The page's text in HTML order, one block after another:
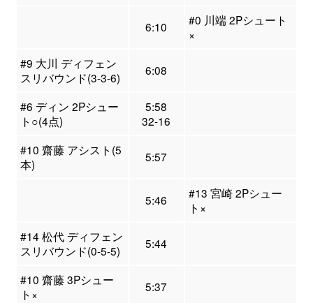
6:10
#0 川端 2Pシュート
×
#9 大川 ディフェン
スリバウンド(3-3-6)
6:08
#6 ディン 2Pシュー
ト○(4点)
5:58
32-16
#10 齋藤 アシスト(5
本)
5:57
5:46
#13 宮崎 2Pシュー
ト×
#14 松代 ディフェン
スリバウンド(0-5-5)
5:44
#10 齋藤 3Pシュー
ト×
5:37